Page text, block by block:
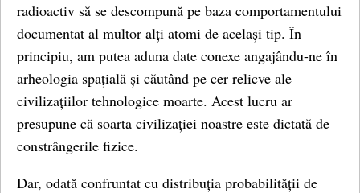
radioactiv să se descompună pe baza comportamentului
documentat al multor alți atomi de același tip. În
principiu, am putea aduna date conexe angajându-ne în
arheologia spațială și căutând pe cer relicve ale
civilizațiilor tehnologice moarte. Acest lucru ar
presupune că soarta civilizației noastre este dictată de
constrângerile fizice.
Dar, odată confruntat cu distribuția probabilității de